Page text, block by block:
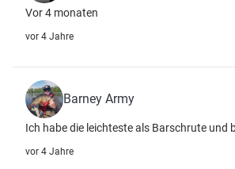
Vor 4 monaten
vor 4 Jahre
Barney Army
Ich habe die leichteste als Barschrute und
vor 4 Jahre